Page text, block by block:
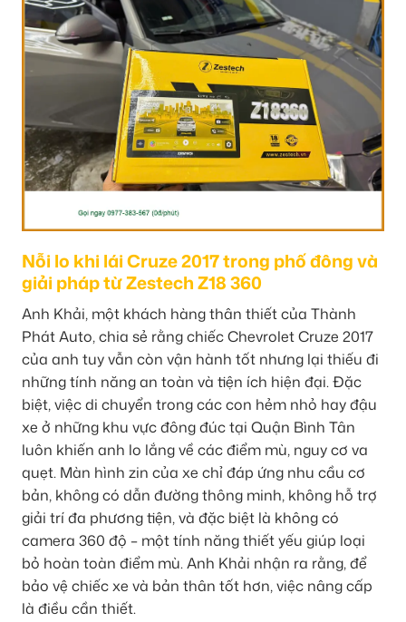
Nỗi lo khi lái Cruze 2017 trong phố đông và
giải pháp từ Zestech Z18 360
Anh Khải, một khách hàng thân thiết của Thành
Phát Auto, chia sẻ rằng chiếc Chevrolet Cruze 2017
của anh tuy vẫn còn vận hành tốt nhưng lại thiếu đi
những tính năng an toàn và tiện ích hiện đại. Đặc
biệt, việc di chuyển trong các con hẻm nhỏ hay đậu
xe ở những khu vực đông đúc tại Quận Bình Tân
luôn khiến anh lo lắng về các điểm mù, nguy cơ va
quẹt. Màn hình zin của xe chỉ đáp ứng nhu cầu cơ
bản, không có dẫn đường thông minh, không hỗ trợ
giải trí đa phương tiện, và đặc biệt là không có
camera 360 độ – một tính năng thiết yếu giúp loại
bỏ hoàn toàn điểm mù. Anh Khải nhận ra rằng, để
bảo vệ chiếc xe và bản thân tốt hơn, việc nâng cấp
là điều cần thiết.